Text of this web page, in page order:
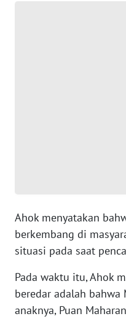
Ahok menyatakan
berkembang di
situasi pada saat
Pada waktu itu, Ahok
beredar adalah
anaknya, Puan
WN
WN
PAPUA
BARAT